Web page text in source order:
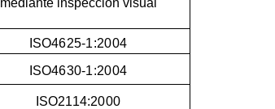
mediante inspección visual
ISO4625-1:2004
ISO4630-1:2004
ISO2114:2000